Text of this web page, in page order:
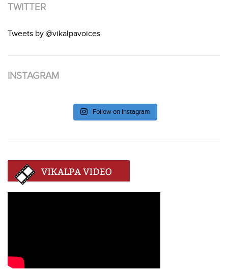
TWITTER
Tweets by @vikalpavoices
INSTAGRAM
Follow on Instagram